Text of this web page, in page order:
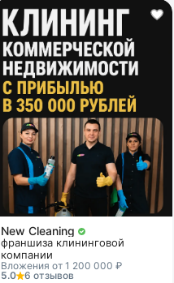
New Cleaning
франшиза клининговой
компании
Вложения от 1 200 000 ₽
5.0
6 отзывов